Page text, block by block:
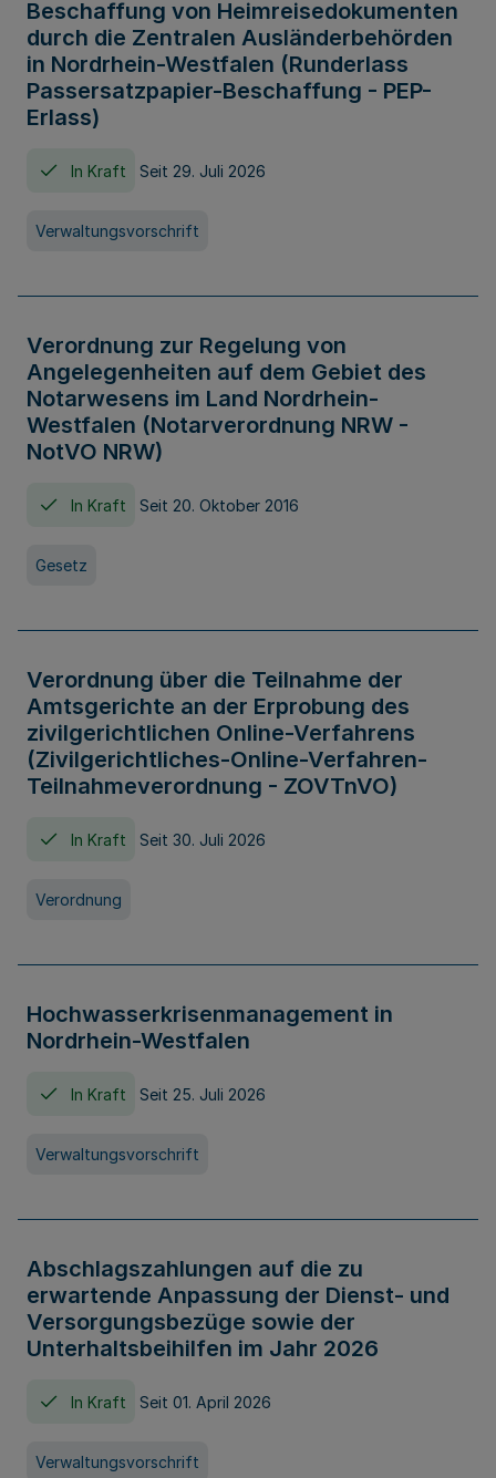
Beschaffung von Heimreisedokumenten
durch die Zentralen Ausländerbehörden
in Nordrhein-Westfalen (Runderlass
Passersatzpapier-Beschaffung - PEP-
Erlass)
In Kraft Seit 29. Juli 2026
Verwaltungsvorschrift
Verordnung zur Regelung von
Angelegenheiten auf dem Gebiet des
Notarwesens im Land Nordrhein-
Westfalen (Notarverordnung NRW -
NotVO NRW)
In Kraft Seit 20. Oktober 2016
Gesetz
Verordnung über die Teilnahme der
Amtsgerichte an der Erprobung des
zivilgerichtlichen Online-Verfahrens
(Zivilgerichtliches-Online-Verfahren-
Teilnahmeverordnung - ZOVTnVO)
In Kraft Seit 30. Juli 2026
Verordnung
Hochwasserkrisenmanagement in
Nordrhein-Westfalen
In Kraft Seit 25. Juli 2026
Verwaltungsvorschrift
Abschlagszahlungen auf die zu
erwartende Anpassung der Dienst- und
Versorgungsbezüge sowie der
Unterhaltsbeihilfen im Jahr 2026
In Kraft Seit 01. April 2026
Verwaltungsvorschrift